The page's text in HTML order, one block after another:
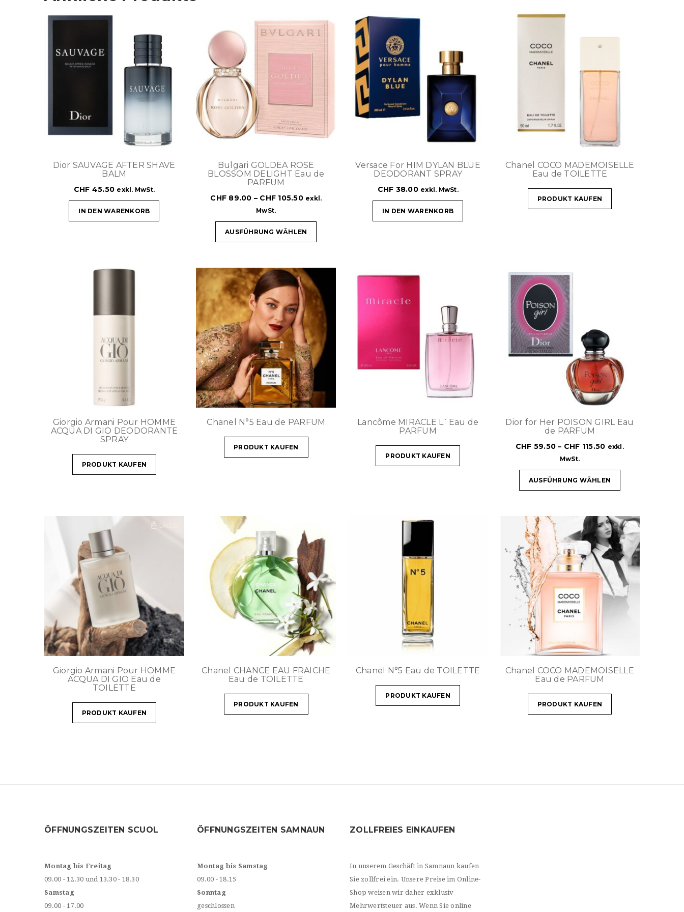
Dior SAUVAGE AFTER SHAVE
BALM
CHF 45.50 exkl. MwSt.
IN DEN WARENKORB
Bulgari GOLDEA ROSE
BLOSSOM DELIGHT Eau de
PARFUM
CHF 89.00 – CHF 105.50 exkl.
MwSt.
AUSFÜHRUNG WÄHLEN
Versace For HIM DYLAN BLUE
DEODORANT SPRAY
CHF 38.00 exkl. MwSt.
IN DEN WARENKORB
Chanel COCO MADEMOISELLE
Eau de TOILETTE
PRODUKT KAUFEN
Giorgio Armani Pour HOMME
ACQUA DI GIO DEODORANTE
SPRAY
PRODUKT KAUFEN
Chanel N°5 Eau de PARFUM
PRODUKT KAUFEN
Lancôme MIRACLE L`Eau de
PARFUM
PRODUKT KAUFEN
Dior for Her POISON GIRL Eau
de PARFUM
CHF 59.50 – CHF 115.50 exkl.
MwSt.
AUSFÜHRUNG WÄHLEN
Giorgio Armani Pour HOMME
ACQUA DI GIO Eau de
TOILETTE
PRODUKT KAUFEN
Chanel CHANCE EAU FRAICHE
Eau de TOILETTE
PRODUKT KAUFEN
Chanel N°5 Eau de TOILETTE
PRODUKT KAUFEN
Chanel COCO MADEMOISELLE
Eau de PARFUM
PRODUKT KAUFEN
ÖFFNUNGSZEITEN SCUOL
Montag bis Freitag
09.00 - 12.30 und 13.30 - 18.30
Samstag
09.00 - 17.00
ÖFFNUNGSZEITEN SAMNAUN
Montag bis Samstag
09.00 - 18.15
Sonntag
geschlossen
ZOLLFREIES EINKAUFEN
In unserem Geschäft in Samnaun kaufen
Sie zollfrei ein. Unsere Preise im Online-
Shop weisen wir daher exklusiv
Mehrwertsteuer aus. Wenn Sie online